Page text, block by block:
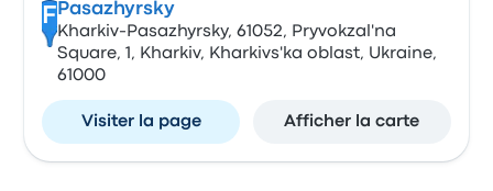
F Pasazhyrsky
Kharkіv-Pasazhyrsky, 61052, Pryvokzal'na
Square, 1, Kharkiv, Kharkivs'ka oblast, Ukraine,
61000
Visiter la page Afficher la carte